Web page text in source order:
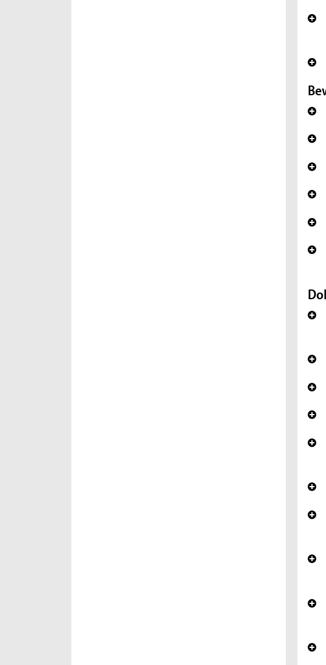
+
+
+
+
+
+
+
+
+
+
+
+
+
+
+
+
+
+